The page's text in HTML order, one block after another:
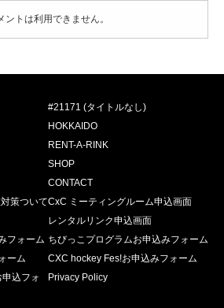
ントは利用できません。
#21171 (タイトルなし)
HOKKAIDO
RENT-A-RINK
SHOP
CONTACT
策ついてCxC ミーティングルーム申込画面
レンタルリンク申込画面
フォーム ちびっこプログラムお申込みフォーム
ーム
CXC hockey Fes!お申込みフォーム
込フォ
Privacy Policy